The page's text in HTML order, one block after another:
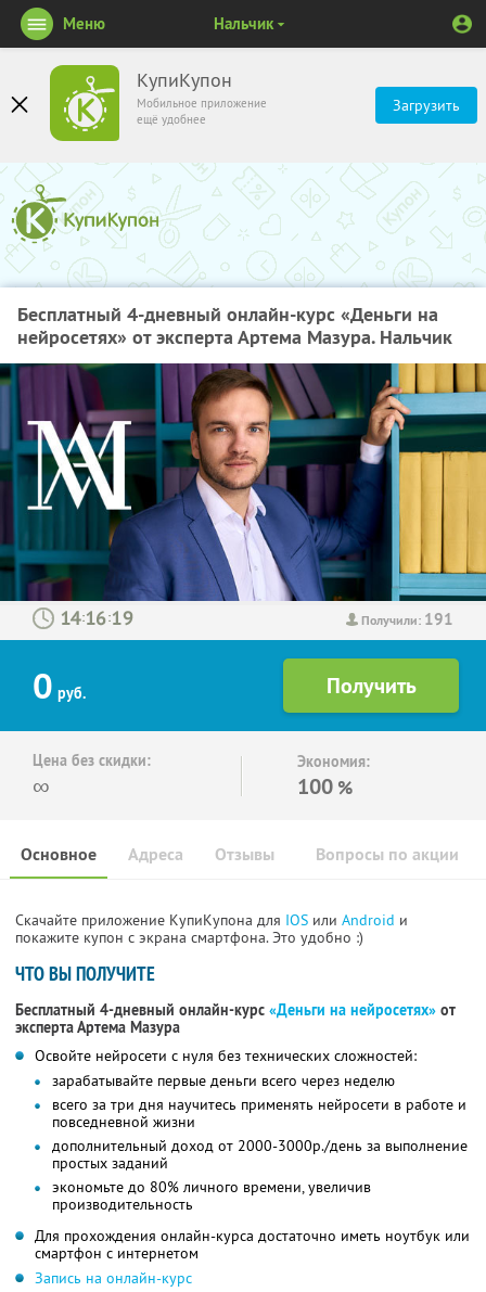
КупиКупон
Мобильное приложение
ещё удобнее
Загрузить
Меню Нальчик
Бесплатный 4-дневный онлайн-курс «Деньги на
нейросетях» от эксперта Артема Мазура. Нальчик
Получили: 191
: :
0 руб.
Цена без скидки:
∞
Экономия:
100 %
Основное Отзывы Вопросы по акции
Адреса
Скачайте приложение КупиКупона для IOS или Android и
покажите купон с экрана смартфона. Это удобно :)
ЧТО ВЫ ПОЛУЧИТЕ
Бесплатный 4-дневный онлайн-курс «Деньги на нейросетях» от
эксперта Артема Мазура
Освойте нейросети с нуля без технических сложностей:
зарабатывайте первые деньги всего через неделю
всего за три дня научитесь применять нейросети в работе и
повседневной жизни
дополнительный доход от 2000-3000р./день за выполнение
простых заданий
экономьте до 80% личного времени, увеличив
производительность
Для прохождения онлайн-курса достаточно иметь ноутбук или
смартфон с интернетом
Запись на онлайн-курс